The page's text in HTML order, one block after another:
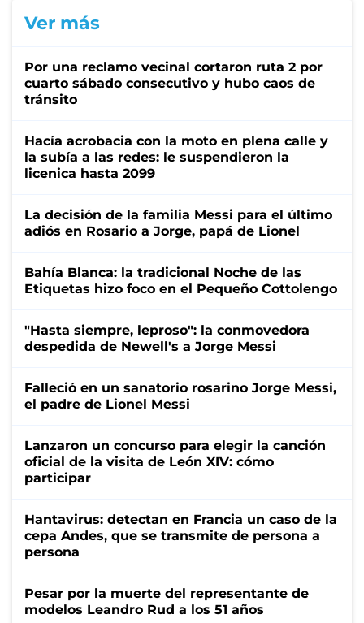
Ver más
Por una reclamo vecinal cortaron ruta 2 por
cuarto sábado consecutivo y hubo caos de
tránsito
Hacía acrobacia con la moto en plena calle y
la subía a las redes: le suspendieron la
licenica hasta 2099
La decisión de la familia Messi para el último
adiós en Rosario a Jorge, papá de Lionel
Bahía Blanca: la tradicional Noche de las
Etiquetas hizo foco en el Pequeño Cottolengo
"Hasta siempre, leproso": la conmovedora
despedida de Newell's a Jorge Messi
Falleció en un sanatorio rosarino Jorge Messi,
el padre de Lionel Messi
Lanzaron un concurso para elegir la canción
oficial de la visita de León XIV: cómo
participar
Hantavirus: detectan en Francia un caso de la
cepa Andes, que se transmite de persona a
persona
Pesar por la muerte del representante de
modelos Leandro Rud a los 51 años